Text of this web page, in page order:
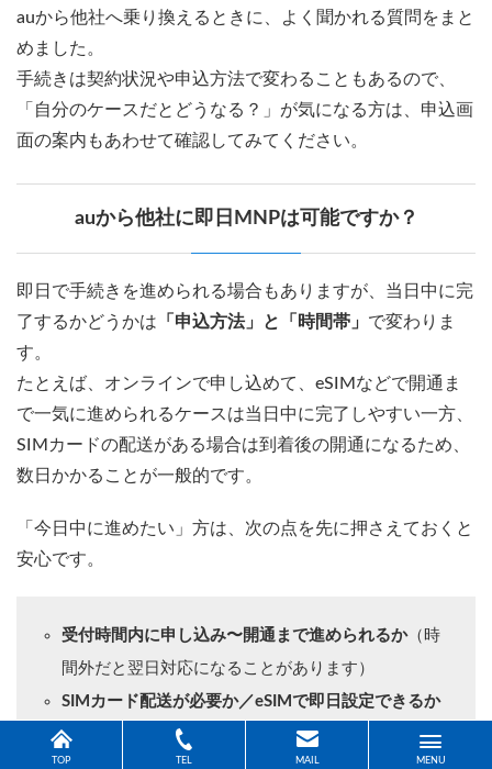
auから他社へ乗り換えるときに、よく聞かれる質問をまと
めました。
手続きは契約状況や申込方法で変わることもあるので、
「自分のケースだとどうなる？」が気になる方は、申込画
面の案内もあわせて確認してみてください。
auから他社に即日MNPは可能ですか？
即日で手続きを進められる場合もありますが、当日中に完
了するかどうかは 「申込方法」と「時間帯」 で変わりま
す。
たとえば、オンラインで申し込めて、eSIMなどで開通ま
で一気に進められるケースは当日中に完了しやすい一方、
SIMカードの配送がある場合は到着後の開通になるため、
数日かかることが一般的です。
「今日中に進めたい」方は、次の点を先に押さえておくと
安心です。
受付時間内に申し込み〜開通まで進められるか（時
間外だと翌日対応になることがあります）
SIMカード配送が必要か／eSIMで即日設定できるか
手続きが混雑しやすい時間帯を避けられるか
TOP TEL MAIL MENU